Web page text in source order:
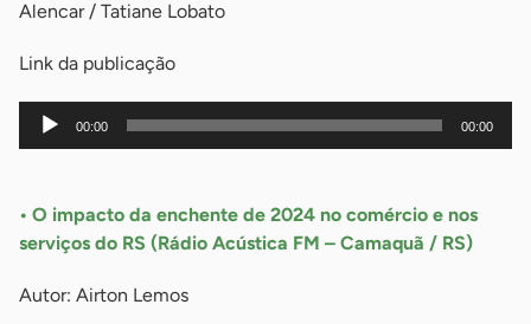
Alencar / Tatiane Lobato
Link da publicação
Tocador
áudio
00:00 00:00
• O impacto da enchente de 2024 no comércio e nos
serviços do RS (Rádio Acústica FM – Camaquã / RS)
Autor: Airton Lemos